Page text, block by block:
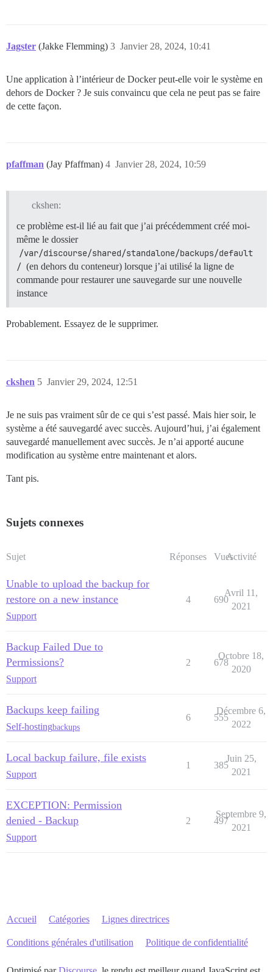
Jagster (Jakke Flemming) Janvier 28, 2024, 10:41
3
Une application à l’intérieur de Docker peut-elle voir le système en
dehors de Docker ? Je suis convaincu que cela ne peut pas se faire
de cette façon.
pfaffman (Jay Pfaffman) Janvier 28, 2024, 10:59
4
ckshen:
ce problème est-il lié au fait que j’ai précédemment créé moi-
même le dossier
/var/discourse/shared/standalone/backups/default
/ (en dehors du conteneur) lorsque j’ai utilisé la ligne de
commande pour restaurer une sauvegarde sur une nouvelle
instance
Probablement. Essayez de le supprimer.
ckshen Janvier 29, 2024, 12:51
5
Je ne suis pas vraiment sûr de ce qui s’est passé. Mais hier soir, le
système a été sauvegardé avec succès. Aujourd’hui, j’ai également
sauvegardé manuellement avec succès. Je n’ai apporté aucune
modification au système entre maintenant et alors.
Tant pis.
Sujets connexes
Sujet Réponses VuesActivité
Unable to upload the backup for
restore on a new instance
Support
4 690
Avril 11,
2021
Backup Failed Due to
Permissions?
Support
2 678
Octobre 18,
2020
Backups keep failing
Self-hostingbackups
6 555
Décembre 6,
2022
Local backup failure, file exists
Support
1 385
Juin 25,
2021
EXCEPTION: Permission
denied - Backup
Support
2 497
Septembre 9,
2021
Accueil Catégories Lignes directrices
Conditions générales d'utilisation Politique de confidentialité